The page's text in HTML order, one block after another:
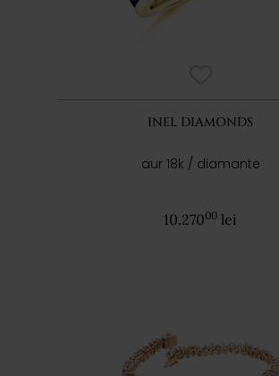
INEL DIAMONDS
aur 18k / diamante
10.27000 lei